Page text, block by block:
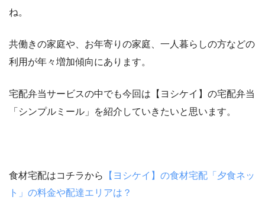
ね。
共働きの家庭や、お年寄りの家庭、一人暮らしの方などの
利用が年々増加傾向にあります。
宅配弁当サービスの中でも今回は【ヨシケイ】の宅配弁当
「シンプルミール」を紹介していきたいと思います。
食材宅配はコチラから
【ヨシケイ】の食材宅配「夕食ネッ
ト」の料金や配達エリアは？